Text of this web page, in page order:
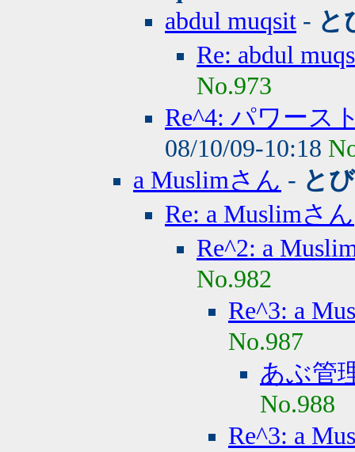
abdul muqsit - と
Re: abdul
No.973
Re^4: パワース
08/10/09-10:18
a Muslimさん - と
Re: a Muslimさん
Re^2: a
No.982
Re^3: a
No.987
あぶ管
No.988
Re^3: a